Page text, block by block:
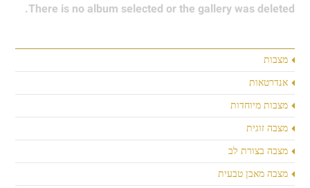
מצבות
אנדרטאות
מצבות מיוחדות
מצבה זוגית
מצבה בצורת לב
מצבה מאבן טבעית
There is no album selected or the gallery was deleted.